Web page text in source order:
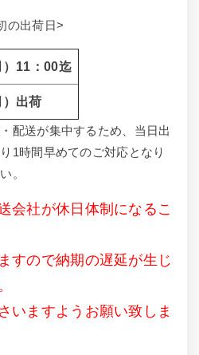
の出荷日>
）11：00迄
出荷
配送が集中するため、当日出
1時間早めてのご対応となり
。
会社が休日体制になるこ
すので納期の遅延が生じ
いますようお願い致しま